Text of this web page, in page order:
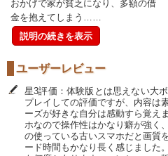
おかげで家が貧乏になり、多額の借
金を抱えてしまう……
説明の続きを表示
ユーザーレビュー
星3評価：体験版とは思えない大
プレイしての評価ですが、内容は
ーズが好きな自分は感動すら覚え
ホなので操作性はかなり癖が強く
の使っている古いスマホだと画質
ード時間もかなり長く感じました